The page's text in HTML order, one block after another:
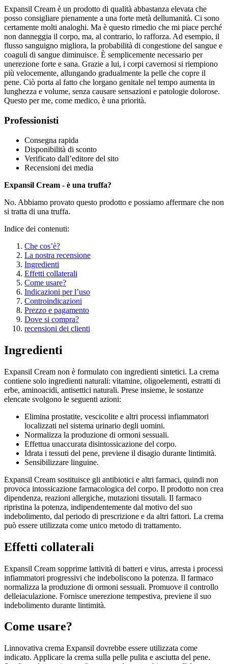
Expansil Cream è un prodotto di qualità abbastanza elevata che
posso consigliare pienamente a una forte metà dellumanità. Ci sono
certamente molti analoghi. Ma è questo rimedio che mi piace perché
non danneggia il corpo, ma, al contrario, lo rafforza. Ad esempio, il
flusso sanguigno migliora, la probabilità di congestione del sangue e
coaguli di sangue diminuisce. È semplicemente necessario per
unerezione forte e sana. Grazie a lui, i corpi cavernosi si riempiono
più velocemente, allungando gradualmente la pelle che copre il
pene. Ciò porta al fatto che lorgano genitale nel tempo aumenta in
lunghezza e volume, senza causare sensazioni e patologie dolorose.
Questo per me, come medico, è una priorità.
Professionisti
Consegna rapida
Disponibilità di sconto
Verificato dall’editore del sito
Recensioni dei media
Expansil Cream - è una truffa?
No. Abbiamo provato questo prodotto e possiamo affermare che non
si tratta di una truffa.
Indice dei contenuti:
Che cos’è?
La nostra recensione
Ingredienti
Effetti collaterali
Come usare?
Indicazioni per l’uso
Controindicazioni
Prezzo e pagamento
Dove si compra?
recensioni dei clienti
Ingredienti
Expansil Cream non è formulato con ingredienti sintetici. La crema
contiene solo ingredienti naturali: vitamine, oligoelementi, estratti di
erbe, aminoacidi, antisettici naturali. Prese insieme, le sostanze
elencate svolgono le seguenti azioni:
Elimina prostatite, vescicolite e altri processi infiammatori
localizzati nel sistema urinario degli uomini.
Normalizza la produzione di ormoni sessuali.
Effettua unaccurata disintossicazione del corpo.
Idrata i tessuti del pene, previene il disagio durante lintimità.
Sensibilizzare linguine.
Expansil Cream sostituisce gli antibiotici e altri farmaci, quindi non
provoca intossicazione farmacologica del corpo. Il prodotto non crea
dipendenza, reazioni allergiche, mutazioni tissutali. Il farmaco
ripristina la potenza, indipendentemente dal motivo del suo
indebolimento, dal periodo di prescrizione e da altri fattori. La crema
può essere utilizzata come unico metodo di trattamento.
Effetti collaterali
Expansil Cream sopprime lattività di batteri e virus, arresta i processi
infiammatori progressivi che indeboliscono la potenza. Il farmaco
normalizza la produzione di ormoni sessuali. Promuove il controllo
delleiaculazione. Fornisce unerezione tempestiva, previene il suo
indebolimento durante lintimità.
Come usare?
Linnovativa crema Expansil dovrebbe essere utilizzata come
indicato. Applicare la crema sulla pelle pulita e asciutta del pene.